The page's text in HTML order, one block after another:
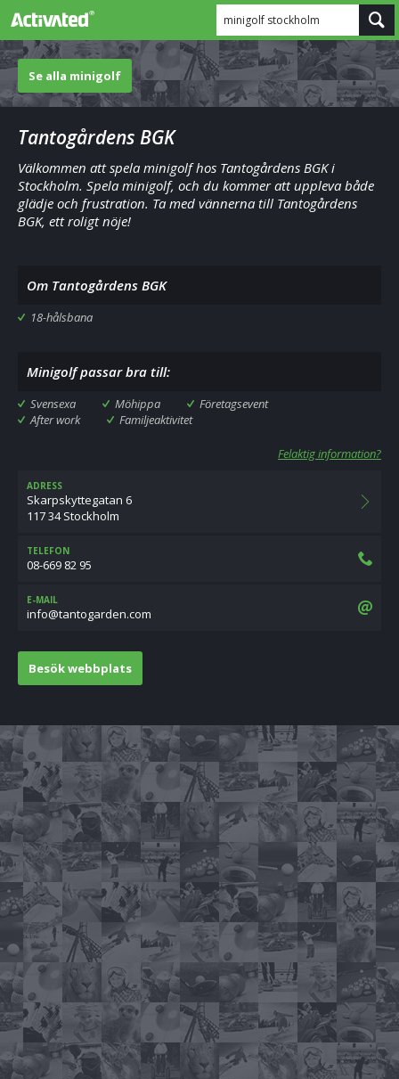
minigolf stockholm
Se alla minigolf
Tantogårdens BGK
Välkommen att spela minigolf hos Tantogårdens BGK i
Stockholm. Spela minigolf, och du kommer att uppleva både
glädje och frustration. Ta med vännerna till Tantogårdens
BGK, ett roligt nöje!
Om Tantogårdens BGK
18-hålsbana
Minigolf passar bra till:
Svensexa Möhippa
Företagsevent
After work
Familjeaktivitet
Felaktig information?
ADRESS
Skarpskyttegatan 6
117 34 Stockholm
TELEFON
08-669 82 95
E-MAIL
moc.nedragotnat@ofni
Besök webbplats